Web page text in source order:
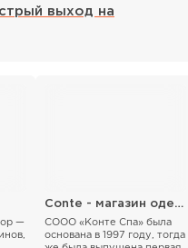
выход на
—
Conte - магазин одежды, белья и колготок
СООО «Конте Спа» была
основана в 1997 году, тогда